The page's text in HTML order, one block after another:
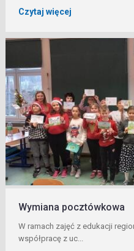
Czytaj więcej
Wymiana pocztówkowa
W ramach zajęć z edukacji
współpracę z uc...